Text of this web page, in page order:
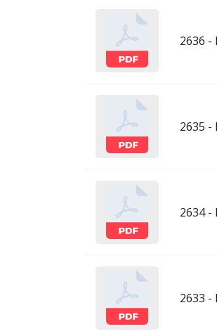
2636 -
2635 -
2634 -
2633 -